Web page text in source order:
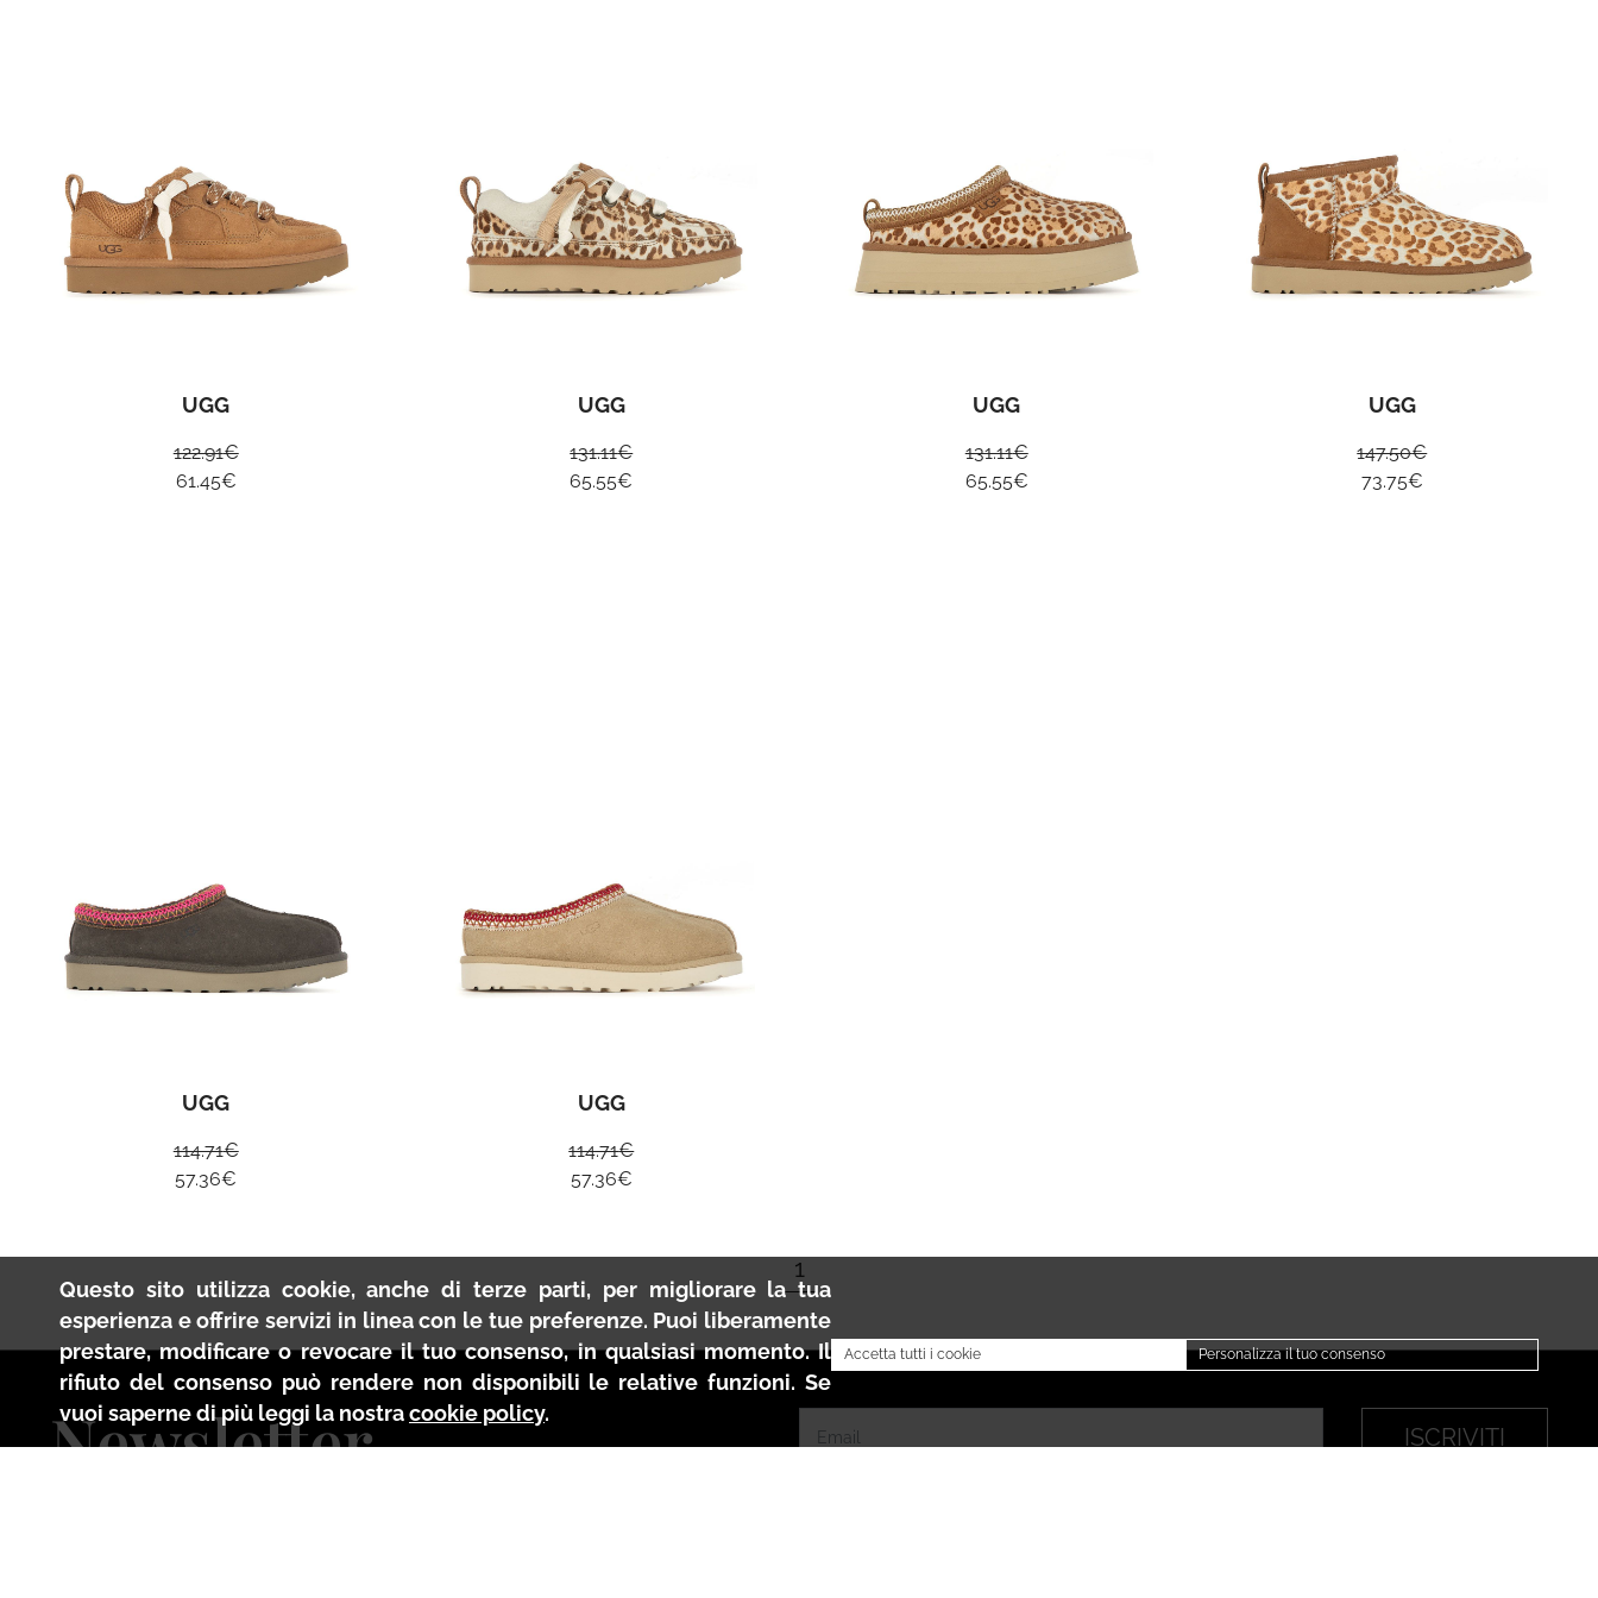
UGG
122.91€
61.45€
UGG
131.11€
65.55€
UGG
131.11€
65.55€
UGG
147.50€
73.75€
UGG
114.71€
57.36€
UGG
114.71€
57.36€
1
Newsletter ISCRIVITI
Questo sito utilizza cookie, anche di terze parti, per migliorare la tua
esperienza e offrire servizi in linea con le tue preferenze. Puoi liberamente
prestare, modificare o revocare il tuo consenso, in qualsiasi momento. Il
rifiuto del consenso può rendere non disponibili le relative funzioni. Se
vuoi saperne di più leggi la nostra cookie policy.
Accetta tutti i cookie Personalizza il tuo consenso